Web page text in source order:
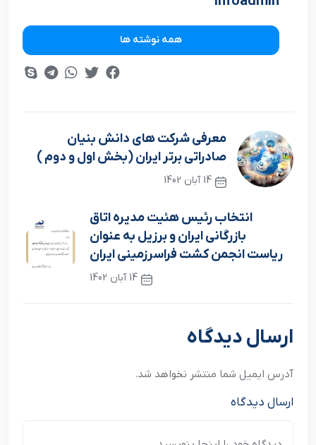
همه نوشته ها
معرفي شرکت هاي دانش بنيان
صادراتي برتر ايران (بخش اول و دوم )
14 آبان 1402
انتخاب رئيس هئيت مديره اتاق
بازرگاني ايران و برزيل به عنوان
رياست انجمن کشت فراسرزميني ايران
14 آبان 1402
نوشته بعدی
ارسال دیدگاه
آدرس ایمیل شما منتشر نخواهد شد.
ارسال دیدگاه